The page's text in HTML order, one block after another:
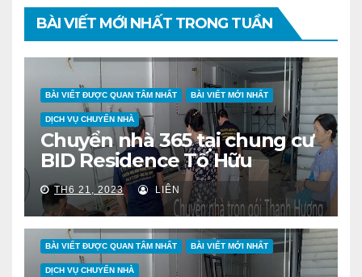
BÀI VIẾT MỚI NHẤT TRONG TUẦN
BÀI VIẾT ĐƯỢC QUAN TÂM NHẤT BÀI VIẾT MỚI NHẤT
DỊCH VỤ CHUYỂN NHÀ
Chuyển nhà 365 tại chung cư
BID Residence Tố Hữu
TH6 21, 2023 LIÊN
BÀI VIẾT ĐƯỢC QUAN TÂM NHẤT BÀI VIẾT MỚI NHẤT
DỊCH VỤ CHUYỂN NHÀ